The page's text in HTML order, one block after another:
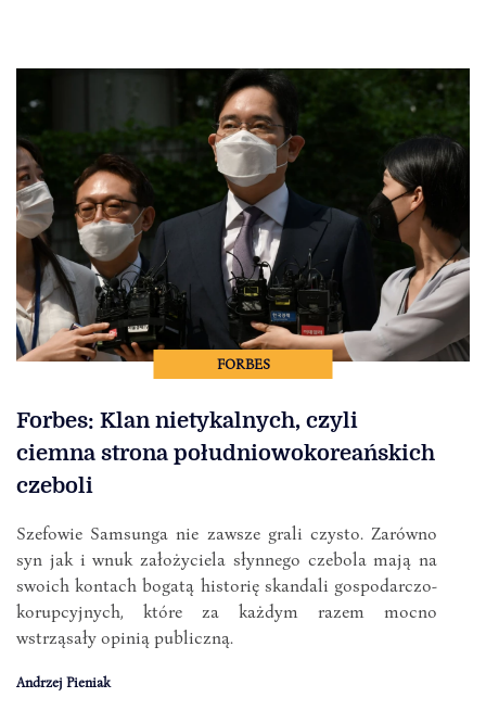
FORBES
Forbes: Klan nietykalnych, czyli
ciemna strona południowokoreańskich
czeboli
Szefowie Samsunga nie zawsze grali czysto. Zarówno
syn jak i wnuk założyciela słynnego czebola mają na
swoich kontach bogatą historię skandali gospodarczo-
korupcyjnych, które za każdym razem mocno
wstrząsały opinią publiczną.
Andrzej Pieniak